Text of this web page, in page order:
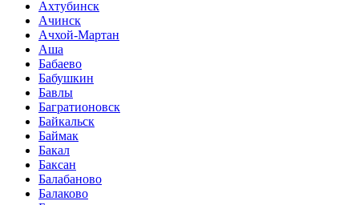
Ахтубинск
Ачинск
Ачхой-Мартан
Аша
Бабаево
Бабушкин
Бавлы
Багратионовск
Байкальск
Баймак
Бакал
Баксан
Балабаново
Балаково